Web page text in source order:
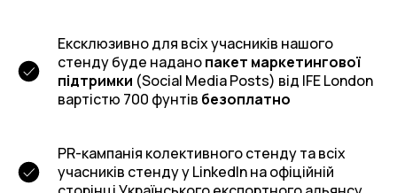
Ексклюзивно для всіх учасників нашого
стенду буде наданопакет маркетингової
підтримки (Social Media Posts) від IFE London
вартістю 700 фунтів безоплатно
PR-кампанія колективного стенду та всіх
учасників стенду у LinkedIn на офіційній